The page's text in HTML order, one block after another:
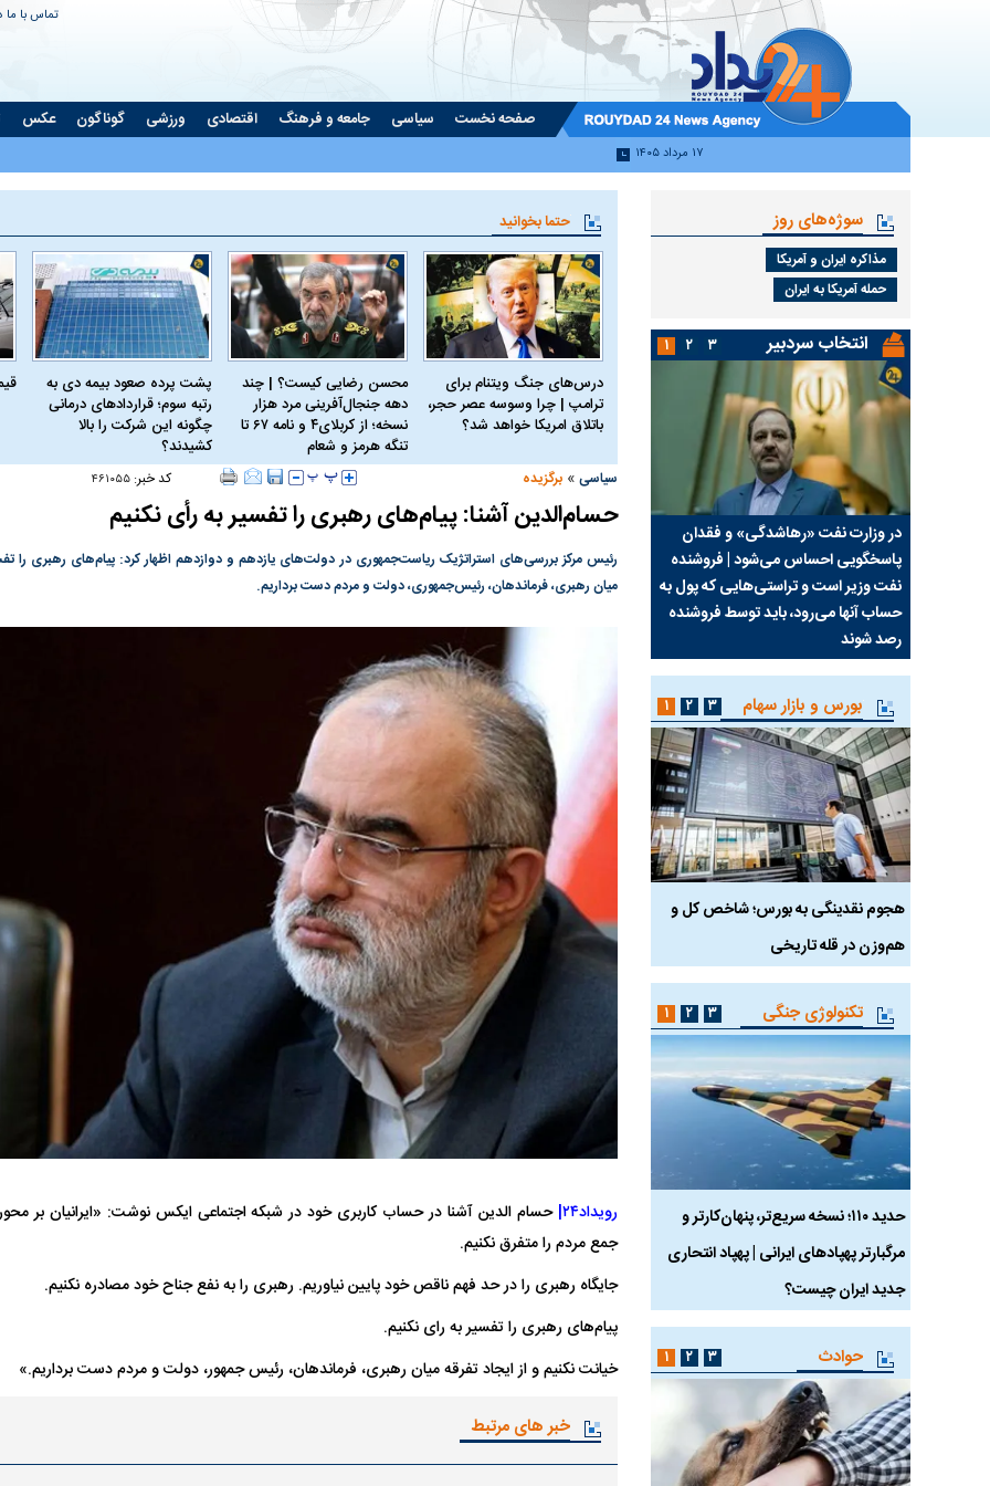
تماس با ما
صفحه نخست سیاسی جامعه و فرهنگ اقتصادی ورزشی گوناگون عکس
۱۷ مرداد ۱۴۰۵
حتما بخوانید
درس‌های جنگ ویتنام برای
ترامپ | چرا وسوسه عصر حجر،
باتلاق امریکا خواهد شد؟
محسن رضایی کیست؟ | چند
دهه جنجال‌آفرینی مرد هزار
نسخه؛ از کربلای۴ و نامه ۶۷ تا
تنگه هرمز و شعام
پشت پرده صعود بیمه دی به
رتبه سوم؛ قراردادهای درمانی
چگونه این شرکت را بالا
کشیدند؟
سیاسی » برگزیده کد خبر: ۴۶۱۰۵۵
حسام‌الدین آشنا: پیام‌های رهبری را تفسیر به رأی نکنیم
رئیس مرکز بررسی‌های استراتژیک ریاست‌جمهوری در دولت‌های یازدهم و دوازدهم اظهار کرد: پیام‌های رهبری را
میان رهبری، فرماندهان، رئیس‌جمهوری، دولت و مردم دست برداریم.
رویداد۲۴|
حسام الدین آشنا در حساب کاربری خود در شبکه اجتماعی ایکس نوشت: «ایرانیان بر
جمع مردم را متفرق نکنیم.
جایگاه رهبری را در حد فهم ناقص خود پایین نیاوریم. رهبری را به نفع جناح خود مصادره نکنیم.
پیام‌های رهبری را تفسیر به رای نکنیم.
خیانت نکنیم و از ایجاد تفرقه میان رهبری، فرماندهان، رئیس جمهور، دولت و مردم دست برداریم.»
خبر های مرتبط
سوژه‌های روز
مذاکره ایران و آمریکا
حمله آمریکا به ایران
انتخاب سردبیر
در وزارت نفت «رهاشدگی» و فقدان
پاسخگویی احساس می‌شود | فروشنده
نفت وزیر است و تراستی‌هایی که پول به
حساب آنها می‌رود، باید توسط فروشنده
رصد شوند
چرا رویای آمریکایی سرنگونی رژیم و
نابودی محور مقاومت تعبیر نشد؟ | پشت
پرده تجارت پهپاد‌ ۱۵۰۰ دلاری که
مطالعه رفتار هیستریک صدا و سیما علیه
کمپین نه به اعدام
پاسخگویی
۱ ۲ ۳
بورس و بازار سهام
هجوم نقدینگی به بورس؛ شاخص کل و
هم‌وزن در قله تاریخی
بورس تهران رکورد شکست سیگنال مثبت دیپلماسی به بورس
هجوم نقدینگی
هم‌وزن در قله
۱ ۲ ۳
تکنولوژی جنگی
حدید ۱۱۰؛ نسخه سریع‌تر، پنهان‌کارتر و
مرگبارتر پهپادهای ایرانی | پهپاد انتحاری
جدید ایران چیست؟
هواپیمای مرموز E-11A BACN چیست؟
فضاپیمای «استارشیپ» ایلان ماسک
حدید ۱۱۰؛
جدید ایران چیست؟
۱ ۲ ۳
حوادث ۱ ۲ ۳